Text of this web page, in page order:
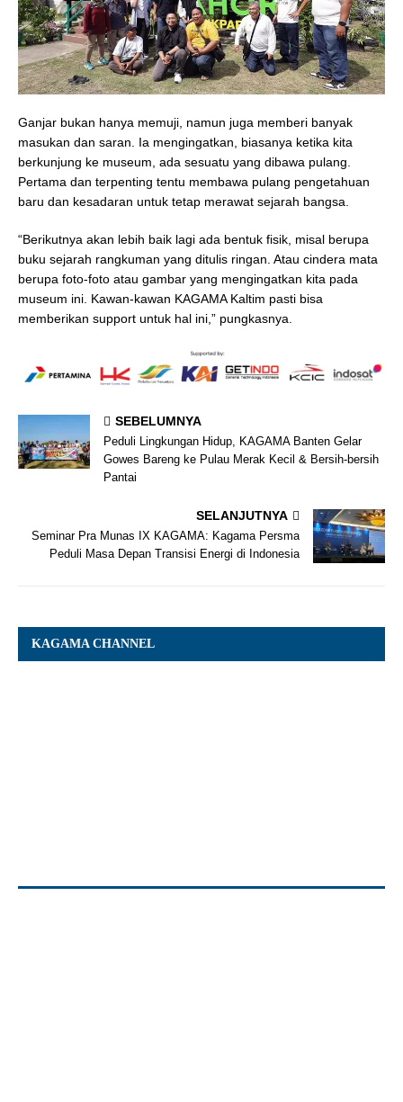
Ganjar bukan hanya memuji, namun juga memberi banyak
masukan dan saran. Ia mengingatkan, biasanya ketika kita
berkunjung ke museum, ada sesuatu yang dibawa pulang.
Pertama dan terpenting tentu membawa pulang pengetahuan
baru dan kesadaran untuk tetap merawat sejarah bangsa.
“Berikutnya akan lebih baik lagi ada bentuk fisik, misal berupa
buku sejarah rangkuman yang ditulis ringan. Atau cindera mata
berupa foto-foto atau gambar yang mengingatkan kita pada
museum ini. Kawan-kawan KAGAMA Kaltim pasti bisa
memberikan support untuk hal ini,” pungkasnya.
SEBELUMNYA
Peduli Lingkungan Hidup, KAGAMA Banten Gelar
Gowes Bareng ke Pulau Merak Kecil & Bersih-bersih
Pantai
SELANJUTNYA
Seminar Pra Munas IX KAGAMA: Kagama Persma
Peduli Masa Depan Transisi Energi di Indonesia
KAGAMA CHANNEL